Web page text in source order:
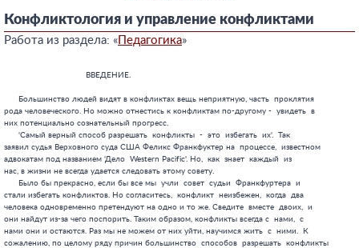
Конфликтология и управление конфликтами
Работа из раздела: « Педагогика»